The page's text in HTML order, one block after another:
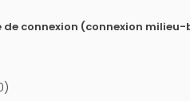
de connexion (connexion